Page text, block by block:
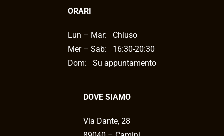
ORARI
Lun – Mar:
Chiuso
Mer – Sab:
16:30-20:30
Dom: Su appuntamento
DOVE SIAMO
Via Dante, 28